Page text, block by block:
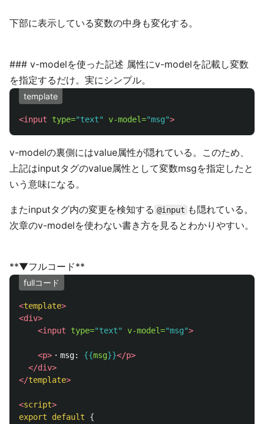
下部に表示している変数の中身も変化する。
### v-modelを使った記述 属性にv-modelを記載し変数
を指定するだけ。実にシンプル。
template
<input type="text" v-model="msg">
v-modelの裏側にはvalue属性が隠れている。このため、
上記はinputタグのvalue属性として変数msgを指定したと
いう意味になる。
またinputタグ内の変更を検知する @input も隠れている。
次章のv-modelを使わない書き方を見るとわかりやすい。
**▼フルコード**
fullコード
<template>
<div>
<input
type="text" v-model="msg">
<p> ・msg: {{msg}}</p>
</div>
</template>
<script>
export
default
{